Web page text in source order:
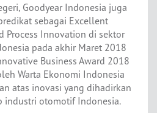
Goodyear Indonesia juga
sebagai Excellent
Process Innovation di sektor
pada akhir Maret 2018
Business Award 2018
Warta Ekonomi Indonesia
atas inovasi yang dihadirkan
industri otomotif Indonesia.